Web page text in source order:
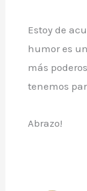
Estoy de
humor es
más
tenemos
Abrazo!